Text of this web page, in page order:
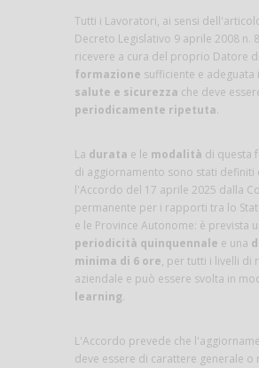
Tutti i Lavoratori, ai sensi
Decreto Legislativo 9 aprile 2008 n.
ricevere a cura del proprio Datore
formazione sufficiente e adeguata
salute e sicurezza che deve
periodicamente ripetuta.
La durata e le modalità di questa
di aggiornamento sono stati definiti
l'Accordo del 17 aprile 2025 dalla
permanente per i rapporti tra lo
e le Province Autonome: è prevista
periodicità quinquennale e una
minima di 6 ore, per tutti i livelli di
aziendale e può essere svolta in
learning.
L'Accordo prevede che
deve essere di carattere generale o